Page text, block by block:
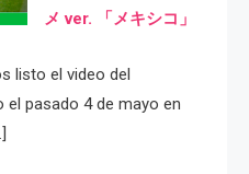
メ ver. 「メキシコ」
listo el video del
el pasado 4 de mayo en